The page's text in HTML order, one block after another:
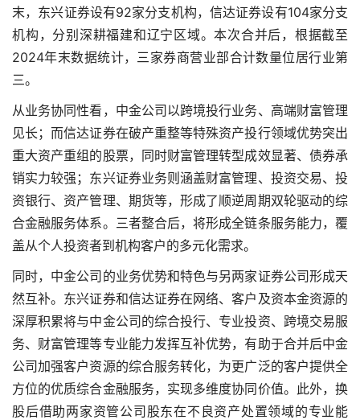
末，东兴证券设有92家分支机构，信达证券设有104家分支
机构，分别深耕福建和辽宁区域。本次合并后，根据截至
2024年末数据统计，三家券商营业部合计数量位居行业第
三。
从业务协同性看，中金公司以跨境投行业务、高端财富管理
见长；而信达证券在破产重整等特殊资产投行领域优势突出
重大资产重组的股票，同时财富管理转型成效显著、债券承
销实力较强；东兴证券业务则涵盖财富管理、投资交易、投
资银行、资产管理、期货等，形成了顺逆周期双轮驱动的综
合金融服务体系。三者整合后，将形成全链条服务能力，覆
盖从个人投资者到机构客户的多元化需求。
同时，中金公司的业务优势和特色与另两家证券公司形成天
然互补。东兴证券和信达证券在网络、客户及资本金资源的
深厚积累将与中金公司的综合投行、专业投资、跨境交易服
务、财富管理等专业能力发挥互补优势，有助于合并后中金
公司加强客户资源的综合服务转化，为更广泛的客户提供全
方位的优质综合金融服务，实现多维度协同价值。此外，换
股后借助两家资管公司股东在不良资产处置领域的专业能